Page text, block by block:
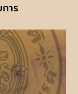
าร